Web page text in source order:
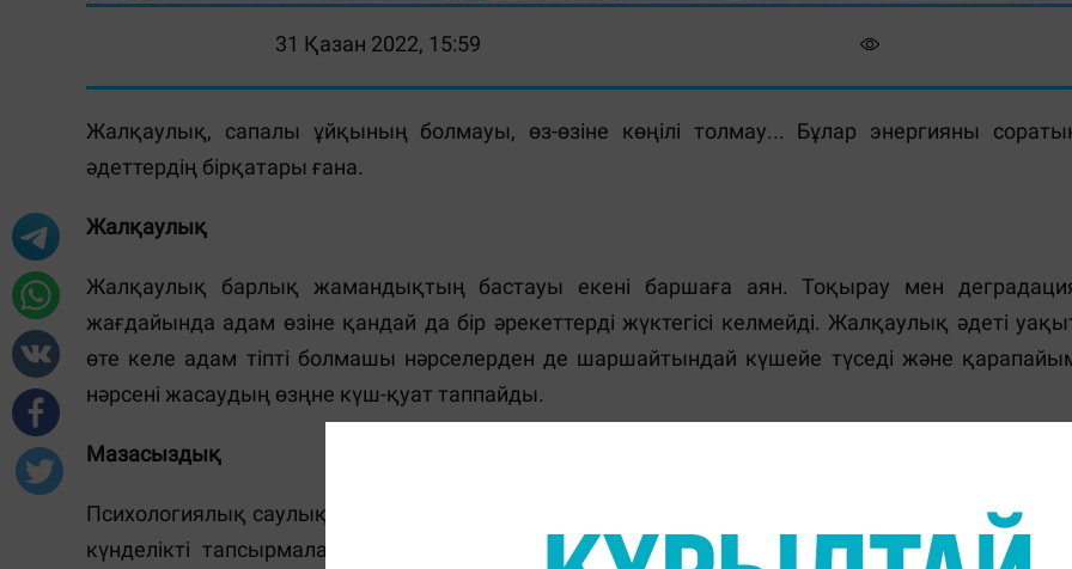
31 Қазан 2022, 15:59
Жалқаулық, сапалы ұйқының болмауы, өз-өзіне көңілі толмау... Бұлар энергияны
әдеттердің бірқатары ғана.
Жалқаулық
Жалқаулық барлық жамандықтың бастауы екені баршаға аян. Тоқырау мен
жағдайында адам өзіне қандай да бір әрекеттерді жүктегісі келмейді. Жалқаулық әдеті
өте келе адам тіпті болмашы нәрселерден де шаршайтындай күшейе түседі және
нәрсені жасаудың өзңне күш-қуат таппайды.
Мазасыздық
Психологиялық саулыққа әсер ететін барлық жағымсыз жағдайлар жүйке жүйесін шаршатады,
күнделікті тапсырмаларды орындау үшін қажетті энергия мен күш-қуаттан айырады. Адам